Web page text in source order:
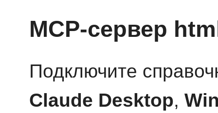
MCP-сервер
Подключите
Claude Desktop,